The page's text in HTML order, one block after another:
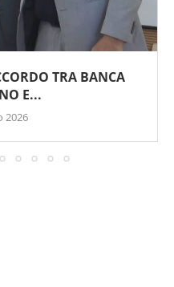
TRA BANCA
E...
2026